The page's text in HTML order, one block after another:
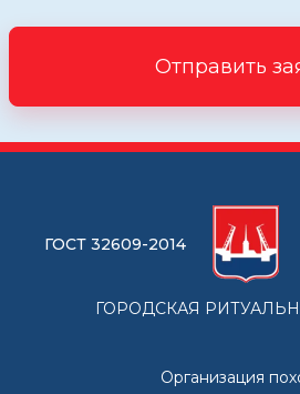
Отправить
ГОСТ 32609-2014
ГОРОДСКАЯ
Организация